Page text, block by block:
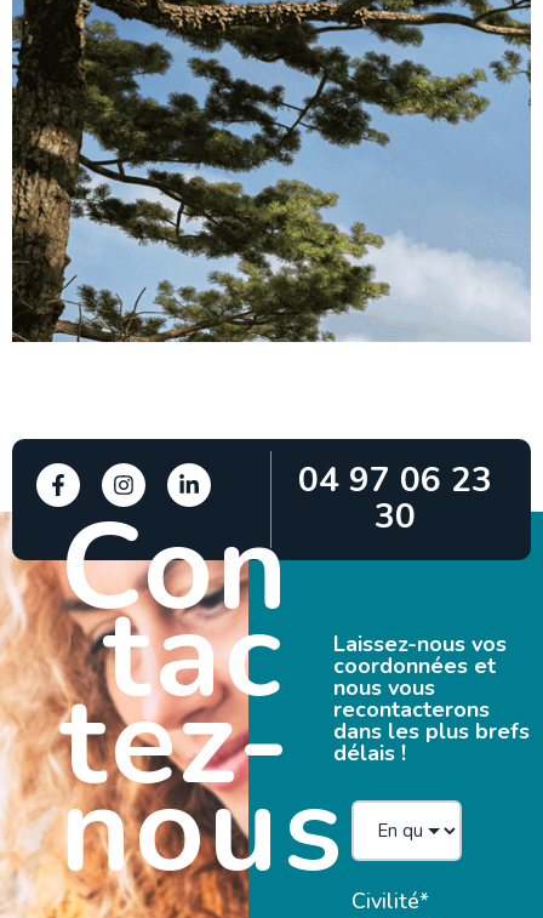
04 97 06 23
30
Con
tac
tez-
nous
Laissez-nous vos
coordonnées et
nous vous
recontacterons
dans les plus brefs
délais !
Civilité*